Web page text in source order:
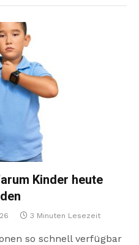
Kinder heute
3 Minuten Lesezeit
so schnell verfügbar